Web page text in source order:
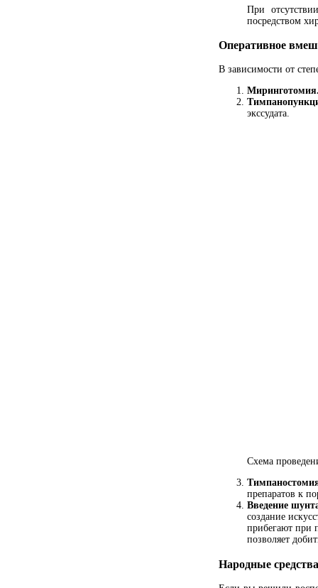
При
посредством
Оперативное
В зависимости от
экссудата.
Схема
препаратов к
Введение
создание
прибегают при
позволяет
Народные средства